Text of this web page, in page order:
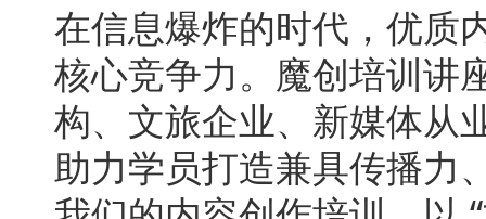
在信息爆炸的时代，优质
核心竞争力。魔创培训讲
构、文旅企业、新媒体从
助力学员打造兼具传播力